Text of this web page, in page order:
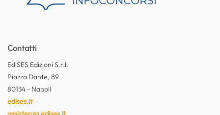
Contatti
EdiSES Edizioni S.r.l.
Piazza Dante, 89
80134 - Napoli
edises.it-